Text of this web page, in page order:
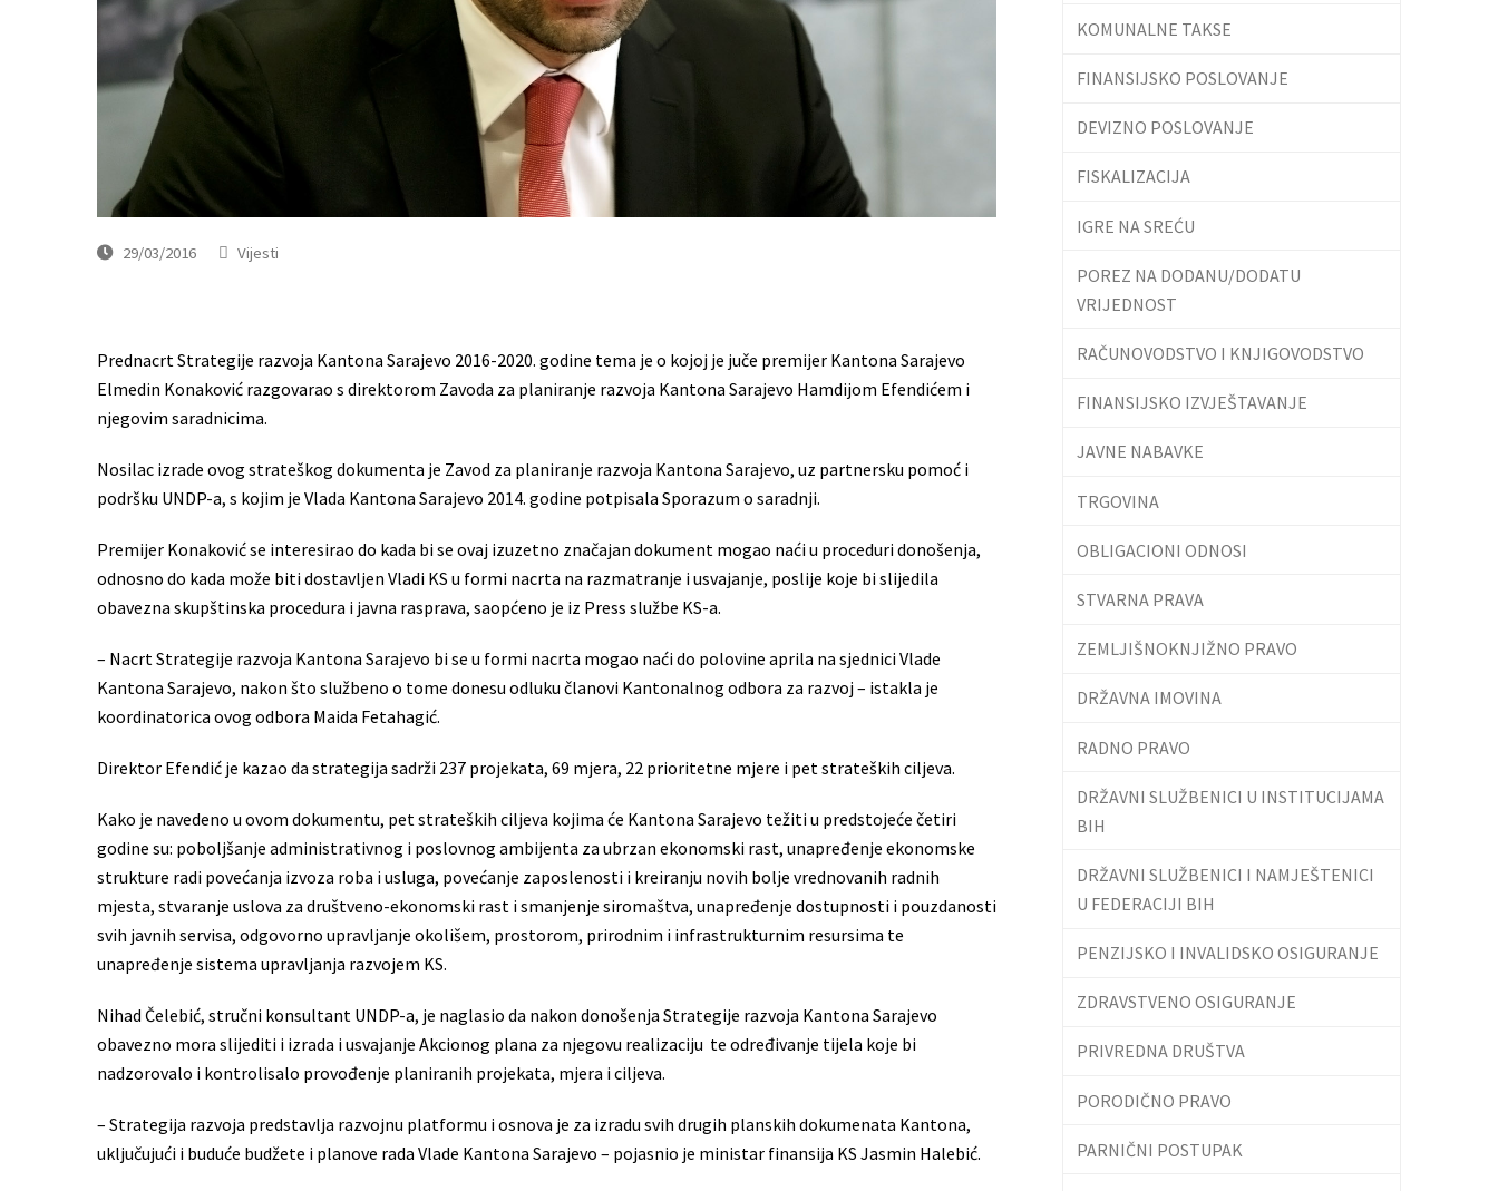
29/03/2016 Vijesti
Prednacrt Strategije razvoja Kantona Sarajevo 2016-2020. godine tema je o kojoj je juče premijer Kantona Sarajevo
Elmedin Konaković razgovarao s direktorom Zavoda za planiranje razvoja Kantona Sarajevo Hamdijom Efendićem i
njegovim saradnicima.
Nosilac izrade ovog strateškog dokumenta je Zavod za planiranje razvoja Kantona Sarajevo, uz partnersku pomoć i
podršku UNDP-a, s kojim je Vlada Kantona Sarajevo 2014. godine potpisala Sporazum o saradnji.
Premijer Konaković se interesirao do kada bi se ovaj izuzetno značajan dokument mogao naći u proceduri donošenja,
odnosno do kada može biti dostavljen Vladi KS u formi nacrta na razmatranje i usvajanje, poslije koje bi slijedila
obavezna skupštinska procedura i javna rasprava, saopćeno je iz Press službe KS-a.
– Nacrt Strategije razvoja Kantona Sarajevo bi se u formi nacrta mogao naći do polovine aprila na sjednici Vlade
Kantona Sarajevo, nakon što službeno o tome donesu odluku članovi Kantonalnog odbora za razvoj – istakla je
koordinatorica ovog odbora Maida Fetahagić.
Direktor Efendić je kazao da strategija sadrži 237 projekata, 69 mjera, 22 prioritetne mjere i pet strateških ciljeva.
Kako je navedeno u ovom dokumentu, pet strateških ciljeva kojima će Kantona Sarajevo težiti u predstojeće četiri
godine su: poboljšanje administrativnog i poslovnog ambijenta za ubrzan ekonomski rast, unapređenje ekonomske
strukture radi povećanja izvoza roba i usluga, povećanje zaposlenosti i kreiranju novih bolje vrednovanih radnih
mjesta, stvaranje uslova za društveno-ekonomski rast i smanjenje siromaštva, unapređenje dostupnosti i pouzdanosti
svih javnih servisa, odgovorno upravljanje okolišem, prostorom, prirodnim i infrastrukturnim resursima te
unapređenje sistema upravljanja razvojem KS.
Nihad Čelebić, stručni konsultant UNDP-a, je naglasio da nakon donošenja Strategije razvoja Kantona Sarajevo
obavezno mora slijediti i izrada i usvajanje Akcionog plana za njegovu realizaciju te određivanje tijela koje bi
nadzorovalo i kontrolisalo provođenje planiranih projekata, mjera i ciljeva.
– Strategija razvoja predstavlja razvojnu platformu i osnova je za izradu svih drugih planskih dokumenata Kantona,
uključujući i buduće budžete i planove rada Vlade Kantona Sarajevo – pojasnio je ministar finansija KS Jasmin Halebić.
KOMUNALNE TAKSE
FINANSIJSKO POSLOVANJE
DEVIZNO POSLOVANJE
FISKALIZACIJA
IGRE NA SREĆU
POREZ NA DODANU/DODATU
VRIJEDNOST
RAČUNOVODSTVO I KNJIGOVODSTVO
FINANSIJSKO IZVJEŠTAVANJE
JAVNE NABAVKE
TRGOVINA
OBLIGACIONI ODNOSI
STVARNA PRAVA
ZEMLJIŠNOKNJIŽNO PRAVO
DRŽAVNA IMOVINA
RADNO PRAVO
DRŽAVNI SLUŽBENICI U INSTITUCIJAMA
BIH
DRŽAVNI SLUŽBENICI I NAMJEŠTENICI
U FEDERACIJI BIH
PENZIJSKO I INVALIDSKO OSIGURANJE
ZDRAVSTVENO OSIGURANJE
PRIVREDNA DRUŠTVA
PORODIČNO PRAVO
PARNIČNI POSTUPAK